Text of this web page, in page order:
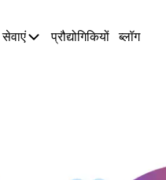
सेवाएं प्रौद्योगिकियों ब्लॉग